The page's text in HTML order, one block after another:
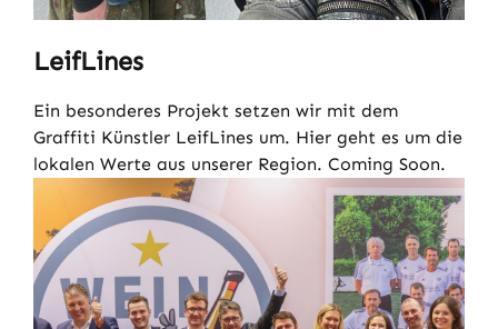
LeifLines
Ein besonderes Projekt setzen wir mit dem
Graffiti Künstler LeifLines um. Hier geht es um die
lokalen Werte aus unserer Region. Coming Soon.